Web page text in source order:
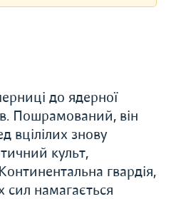
до ядерної
Пошрамований, він
вцілілих знову
культ,
гвардія,
сил намагається